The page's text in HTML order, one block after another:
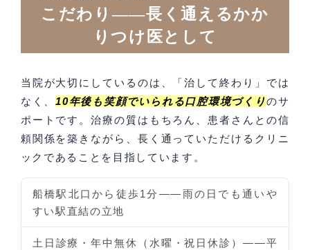
こだわり——長く通えるかか
りつけ医として
当院が大切にしているのは、「治して終わり」では
なく、10年後も笑顔でいられる口腔環境づくりのサ
ポートです。治療の質はもちろん、患者さんとの信
頼関係を築きながら、長く通っていただけるクリニ
ックであることを目指しています。
船橋駅北口から徒歩1分 ——雨の日でも通いや
すい駅直結の立地
土日診療・年中無休（水曜・祝日休診） ——平